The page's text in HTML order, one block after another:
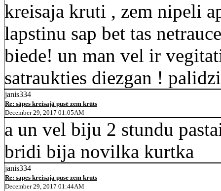
kreisaja kruti , zem nipeli
lapstinu sap bet tas
biede! un man vel ir
satraukties diezgan !
janis334
Re: sāpes kreisajā pusē zem krūts
December 29, 2017 01:05AM
a un vel biju 2 stundu
bridi bija novilka kurtka
janis334
Re: sāpes kreisajā pusē zem krūts
December 29, 2017 01:44AM